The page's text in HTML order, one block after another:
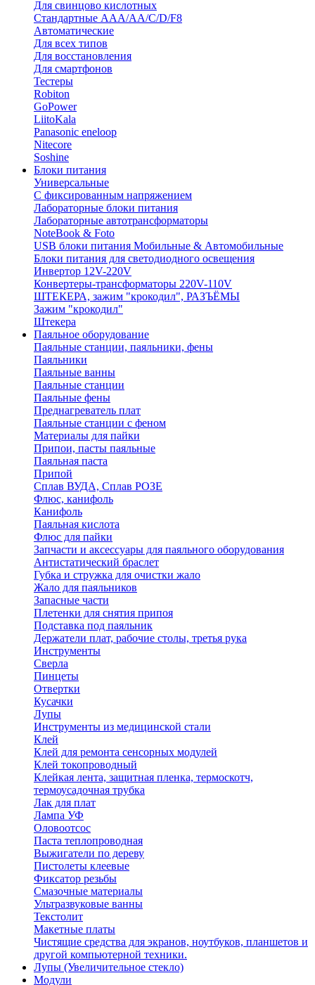
Для свинцово кислотных
Стандартные ААА/АА/С/D/F8
Автоматические
Для всех типов
Для восстановления
Для смартфонов
Тестеры
Robiton
GoPower
LiitoKala
Panasonic eneloop
Nitecore
Soshine
Блоки питания
Универсальные
C фиксированным напряжением
Лабораторные блоки питания
Лабораторные автотрансформаторы
NoteBook & Foto
USB блоки питания Мобильные & Автомобильные
Блоки питания для светодиодного освещения
Инвертор 12V-220V
Конвертеры-трансформаторы 220V-110V
ШТЕКЕРА, зажим "крокодил", РАЗЪЁМЫ
Зажим "крокодил"
Штекера
Паяльное оборудование
Паяльные станции, паяльники, фены
Паяльники
Паяльные ванны
Паяльные станции
Паяльные фены
Преднагреватель плат
Паяльные станции с феном
Материалы для пайки
Припои, пасты паяльные
Паяльная паста
Припой
Сплав ВУДА, Сплав РОЗЕ
Флюс, канифоль
Канифоль
Паяльная кислота
Флюс для пайки
Запчасти и аксессуары для паяльного оборудования
Антистатический браслет
Губка и стружка для очистки жало
Жало для паяльников
Запасные части
Плетенки для снятия припоя
Подставка под паяльник
Держатели плат, рабочие столы, третья рука
Инструменты
Сверла
Пинцеты
Отвертки
Кусачки
Лупы
Инструменты из медицинской стали
Клей
Клей для ремонта сенсорных модулей
Клей токопроводный
Клейкая лента, защитная пленка, термоскотч,
термоусадочная трубка
Лак для плат
Лампа УФ
Оловоотсос
Паста теплопроводная
Выжигатели по дереву
Пистолеты клеевые
Фиксатор резьбы
Смазочные материалы
Ультразвуковые ванны
Текстолит
Макетные платы
Чистящие средства для экранов, ноутбуков, планшетов и
другой компьютерной техники.
Лупы (Увеличительное стекло)
Модули